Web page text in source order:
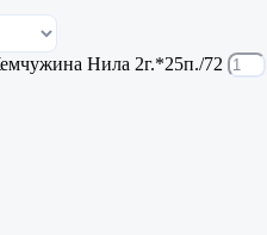
Нила 2г.*25п./72